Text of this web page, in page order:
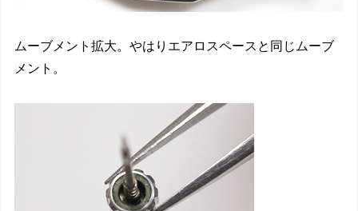
ムーブメント拡大。やはりエアロスペースと同じムーブ
メント。